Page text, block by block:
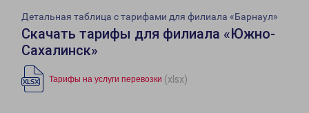
Детальная таблица с тарифами для филиала «Барнаул»
Скачать тарифы для филиала «Южно-
Сахалинск»
Тарифы на услуги перевозки (xlsx)